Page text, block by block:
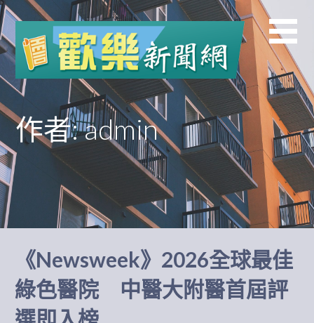
跳
至
主
要
內
作者: admin
《Newsweek》2026全球最佳
綠色醫院 中醫大附醫首屆評